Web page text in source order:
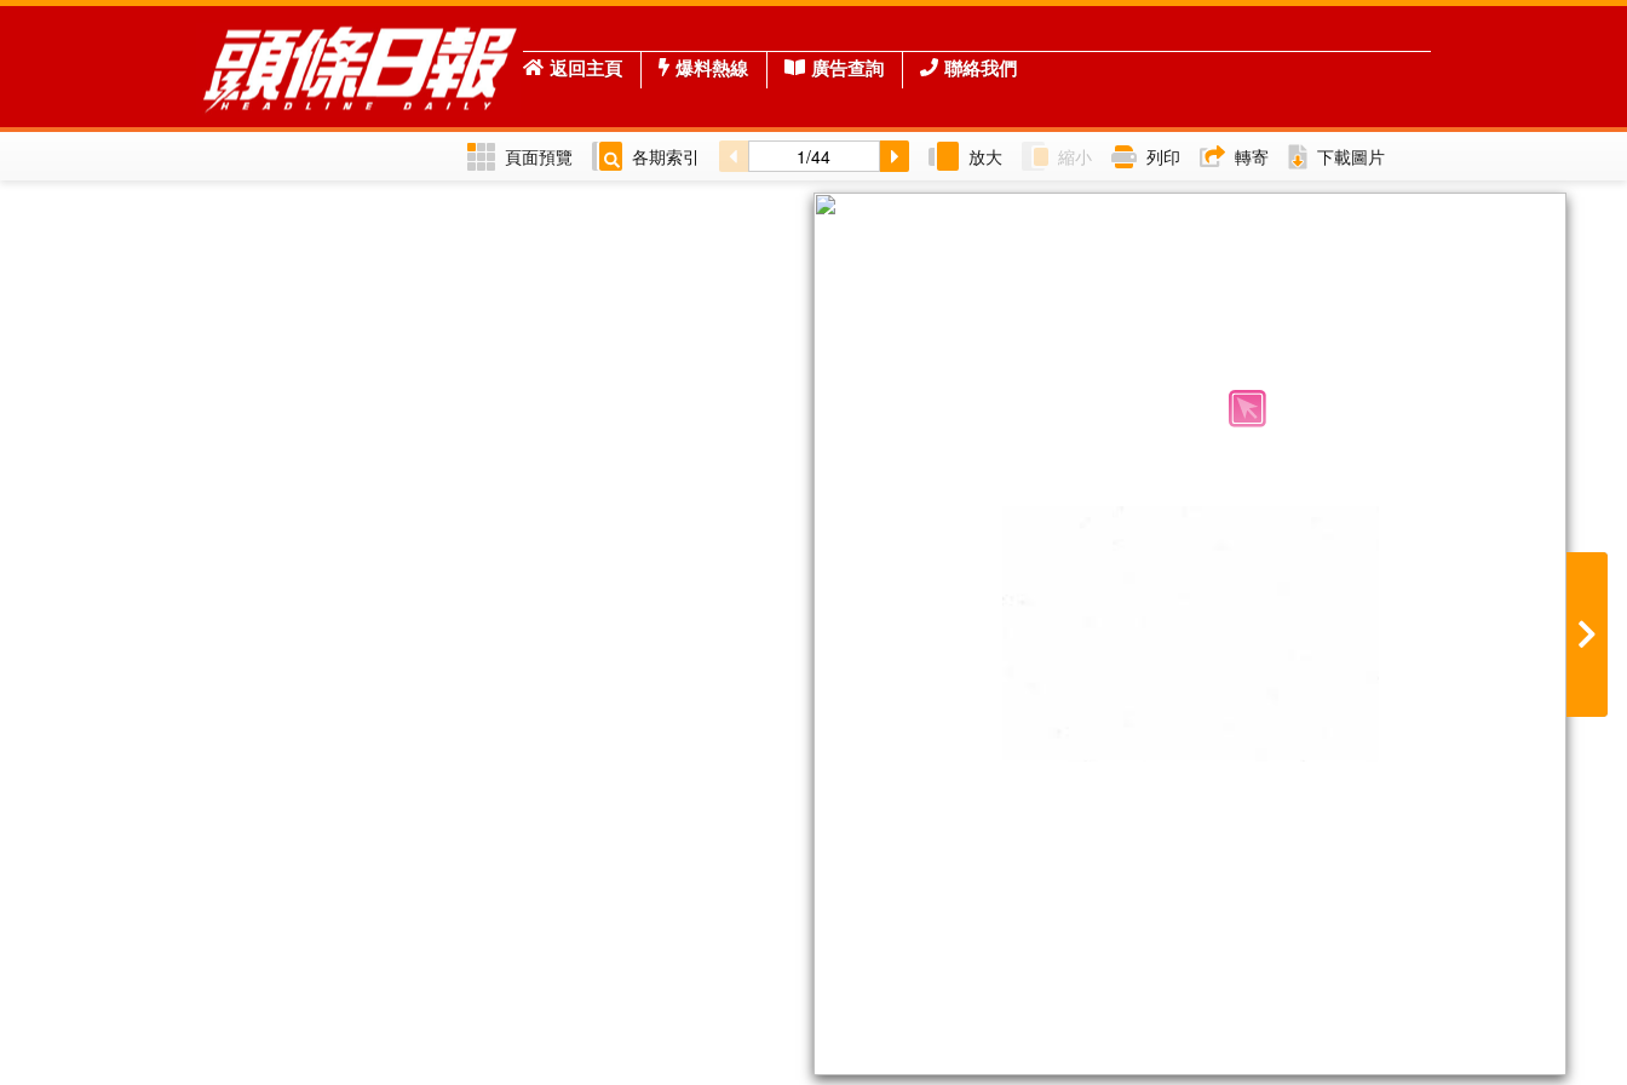
返回主頁 爆料熱線 廣告查詢 聯絡我們